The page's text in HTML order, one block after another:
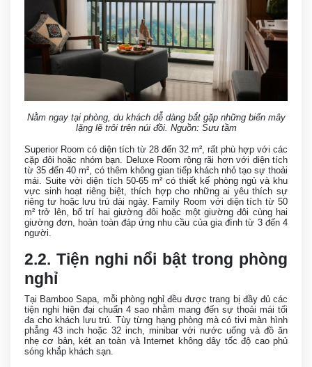
Nằm ngay tại phòng, du khách dễ dàng bắt gặp những biển mây
lặng lẽ trôi trên núi đồi. Nguồn: Sưu tầm
Superior Room có diện tích từ 28 đến 32 m², rất phù hợp với các
cặp đôi hoặc nhóm bạn. Deluxe Room rộng rãi hơn với diện tích
từ 35 đến 40 m², có thêm không gian tiếp khách nhỏ tạo sự thoải
mái. Suite với diện tích 50-65 m² có thiết kế phòng ngủ và khu
vực sinh hoạt riêng biệt, thích hợp cho những ai yêu thích sự
riêng tư hoặc lưu trú dài ngày. Family Room với diện tích từ 50
m² trở lên, bố trí hai giường đôi hoặc một giường đôi cùng hai
giường đơn, hoàn toàn đáp ứng nhu cầu của gia đình từ 3 đến 4
người.
2.2. Tiện nghi nổi bật trong phòng
nghỉ
Tại Bamboo Sapa, mỗi phòng nghỉ đều được trang bị đầy đủ các
tiện nghi hiện đại chuẩn 4 sao nhằm mang đến sự thoải mái tối
đa cho khách lưu trú. Tùy từng hạng phòng mà có tivi màn hình
phẳng 43 inch hoặc 32 inch, minibar với nước uống và đồ ăn
nhẹ cơ bản, két an toàn và Internet không dây tốc độ cao phủ
sóng khắp khách sạn.